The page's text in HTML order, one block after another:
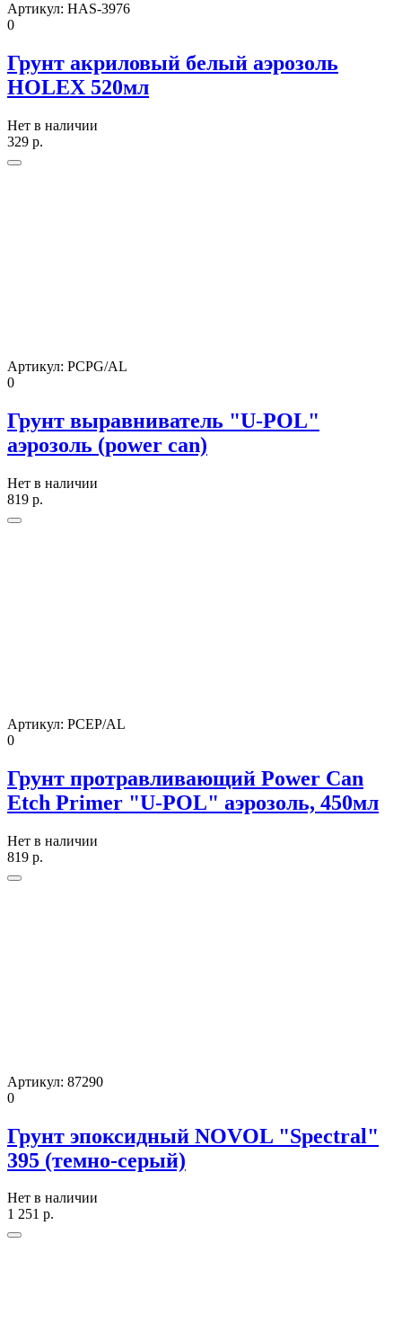
Артикул: HAS-3976
0
Грунт акриловый белый аэрозоль
HOLEX 520мл
Нет в наличии
329 р.
Артикул: PCPG/AL
0
Грунт выравниватель "U-POL"
аэрозоль (power can)
Нет в наличии
819 р.
Артикул: PCEP/AL
0
Грунт протравливающий Power Can
Etch Primer "U-POL" аэрозоль, 450мл
Нет в наличии
819 р.
Артикул: 87290
0
Грунт эпоксидный NOVOL "Spectral"
395 (темно-серый)
Нет в наличии
1 251 р.